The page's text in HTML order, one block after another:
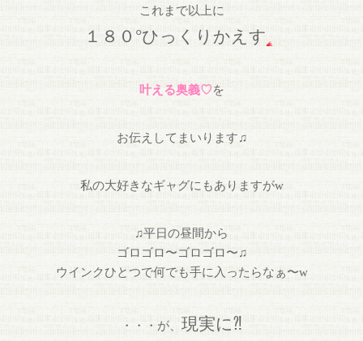
これまで以上に
１８０ °ひっくりかえす
叶える奥義♡を
お伝えしてまいります♫
私の大好きなギャグにもありますがw
♫平日の昼間から
ゴロゴロ〜ゴロゴロ〜♫
ウインクひとつで何でも手に入ったらなぁ〜w
・・・が、 現実に⁈